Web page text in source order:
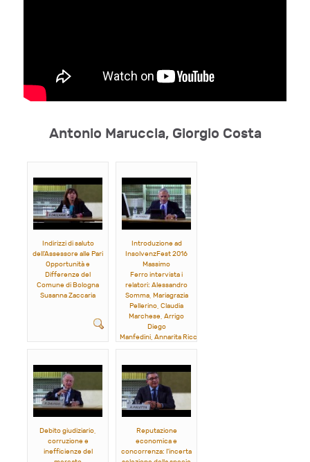
Antonio Maruccia, Giorgio Costa
Indirizzi di saluto
dell'Assessore alle Pari
Opportunità e
Differenze del
Comune di Bologna
Susanna Zaccaria
Introduzione ad
InsolvenzFest 2016
Massimo
Ferrointervista i
relatori: Alessandro
Somma, Mariagrazia
Pellerino, Claudia
Marchese, Arrigo
Diego
Manfedini, Annarita Ricci,
Pasquale
Antonio Maruccia,
Roberto Scarpinato,
Piercamillo Davigo,
Debito giudiziario,
corruzione e
inefficienze del
Reputazione
economica e
concorrenza: l'incerta